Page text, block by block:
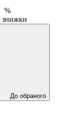
%
знижки
До обраного